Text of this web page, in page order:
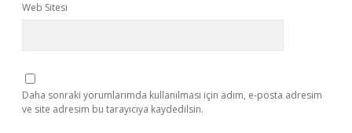
Web Sitesi
Daha sonraki yorumlarımda kullanılması için adım, e-posta adresim
ve site adresim bu tarayıcıya kaydedilsin.